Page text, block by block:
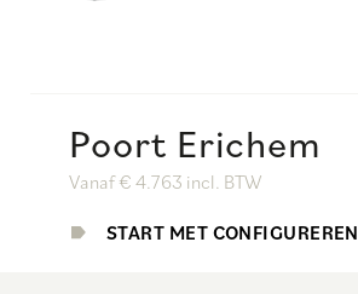
Poort Erichem
Vanaf € 4.763 incl. BTW
START MET CONFIGUREREN